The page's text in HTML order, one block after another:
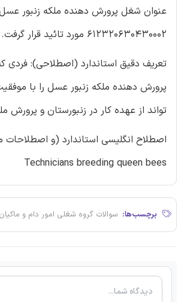
عنوان شغل پرورش دهنده ملکه زنبور
612320630430002 مورد تائید قرار گرفت.
تعریف دقیق استاندارد (اصطلاحی): فردی
پرورش دهنده ملکه زنبور عسل را با
تواند از عهده کار در زنبورستان و پرورش
اصطلاح انگلیسی استاندارد (و
Technicians breeding queen bees
برچسب‌ها: سوالات گروه شغلی امور دام و